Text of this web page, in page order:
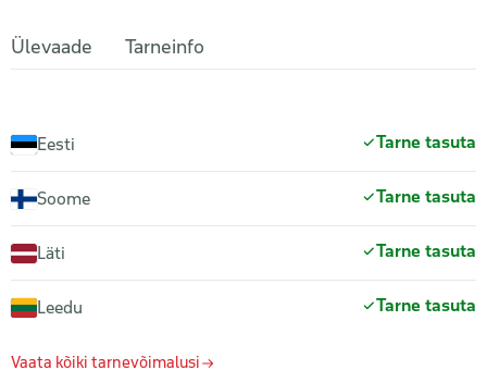
Ülevaade Tarneinfo
Eesti Tarne tasuta
Soome Tarne tasuta
Läti Tarne tasuta
Leedu Tarne tasuta
Vaata kõiki tarnevõimalusi